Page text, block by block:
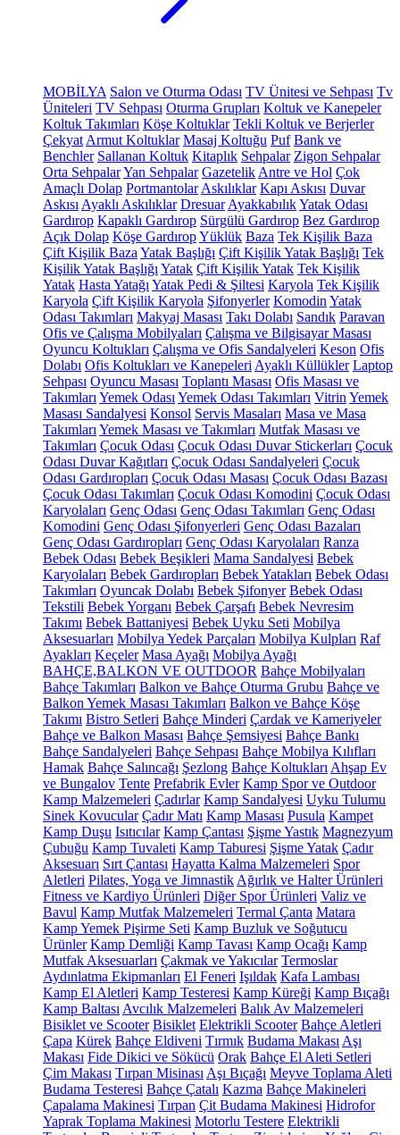
MOBİLYA Salon ve Oturma Odası TV Ünitesi ve Sehpası Tv
Üniteleri TV Sehpası Oturma Grupları Koltuk ve Kanepeler
Koltuk Takımları Köşe Koltuklar Tekli Koltuk ve Berjerler
Çekyat Armut Koltuklar Masaj Koltuğu Puf Bank ve
Benchler Sallanan Koltuk Kitaplık Sehpalar Zigon Sehpalar
Orta SehpalarYan Sehpalar Gazetelik Antre ve Hol Çok
Amaçlı Dolap Portmantolar Askılıklar Kapı Askısı Duvar
Askısı Ayaklı Askılıklar Dresuar AyakkabılıkYatak Odası
Gardırop Kapaklı Gardırop Sürgülü Gardırop Bez Gardırop
Açık Dolap Köşe GardıropYüklük Baza Tek Kişilik Baza
Çift Kişilik Baza Yatak Başlığı Çift Kişilik Yatak Başlığı Tek
Kişilik Yatak Başlığı Yatak Çift Kişilik Yatak Tek Kişilik
Yatak Hasta Yatağı Yatak Pedi & Şiltesi Karyola Tek Kişilik
Karyola Çift Kişilik Karyola Şifonyerler Komodin Yatak
Odası Takımları Makyaj Masası Takı Dolabı Sandık Paravan
Ofis ve Çalışma Mobilyaları Çalışma ve Bilgisayar Masası
Oyuncu Koltukları Çalışma ve Ofis Sandalyeleri Keson Ofis
Dolabı Ofis Koltukları ve Kanepeleri Ayaklı Küllükler Laptop
Sehpası Oyuncu Masası Toplantı Masası Ofis Masası ve
Takımları Yemek Odası Yemek Odası Takımları Vitrin Yemek
Masası Sandalyesi Konsol Servis Masaları Masa ve Masa
Takımları Yemek Masası ve Takımları Mutfak Masası ve
Takımları Çocuk Odası Çocuk Odası Duvar Stickerları Çocuk
Odası Duvar Kağıtları Çocuk Odası Sandalyeleri Çocuk
Odası Gardıropları Çocuk Odası Masası Çocuk Odası Bazası
Çocuk Odası Takımları Çocuk Odası Komodini Çocuk Odası
Karyolaları Genç Odası Genç Odası Takımları Genç Odası
Komodini Genç Odası Şifonyerleri Genç Odası Bazaları
Genç Odası Gardıropları Genç Odası Karyolaları Ranza
Bebek Odası Bebek Beşikleri Mama Sandalyesi Bebek
Karyolaları Bebek Gardıropları Bebek Yatakları Bebek Odası
Takımları Oyuncak Dolabı Bebek Şifonyer Bebek Odası
Tekstili Bebek Yorganı Bebek Çarşafı Bebek Nevresim
Takımı Bebek Battaniyesi Bebek Uyku Seti Mobilya
Aksesuarları Mobilya Yedek Parçaları Mobilya Kulpları Raf
Ayakları Keçeler Masa Ayağı Mobilya Ayağı
BAHÇE,BALKON VE OUTDOOR Bahçe Mobilyaları
Bahçe Takımları Balkon ve Bahçe Oturma Grubu Bahçe ve
Balkon Yemek Masası Takımları Balkon ve Bahçe Köşe
Takımı Bistro Setleri Bahçe Minderi Çardak ve Kameriyeler
Bahçe ve Balkon Masası Bahçe Şemsiyesi Bahçe Bankı
Bahçe Sandalyeleri Bahçe Sehpası Bahçe Mobilya Kılıfları
Hamak Bahçe Salıncağı Şezlong Bahçe Koltukları Ahşap Ev
ve Bungalov Tente Prefabrik Evler Kamp Spor ve Outdoor
Kamp Malzemeleri Çadırlar Kamp Sandalyesi Uyku Tulumu
Sinek Kovucular Çadır Matı Kamp Masası Pusula Kampet
Kamp Duşu Isıtıcılar Kamp Çantası Şişme Yastık Magnezyum
Çubuğu Kamp Tuvaleti Kamp Taburesi Şişme Yatak Çadır
Aksesuarı Sırt Çantası Hayatta Kalma Malzemeleri Spor
Aletleri Pilates, Yoga ve Jimnastik Ağırlık ve Halter Ürünleri
Fitness ve Kardiyo Ürünleri Diğer Spor Ürünleri Valiz ve
Bavul Kamp Mutfak Malzemeleri Termal Çanta Matara
Kamp Yemek Pişirme Seti Kamp Buzluk ve Soğutucu
Ürünler Kamp Demliği Kamp Tavası Kamp Ocağı Kamp
Mutfak Aksesuarları Çakmak ve Yakıcılar Termoslar
Aydınlatma Ekipmanları El Feneri Işıldak Kafa Lambası
Kamp El Aletleri Kamp Testeresi Kamp Küreği Kamp Bıçağı
Kamp Baltası Avcılık Malzemeleri Balık Av Malzemeleri
Bisiklet ve Scooter Bisiklet Elektrikli Scooter Bahçe Aletleri
Çapa Kürek Bahçe Eldiveni Tırmık Budama Makası Aşı
Makası Fide Dikici ve Sökücü Orak Bahçe El Aleti Setleri
Çim Makası Tırpan Misinası Aşı Bıçağı Meyve Toplama Aleti
Budama Testeresi Bahçe Çatalı Kazma Bahçe Makineleri
Çapalama Makinesi Tırpan Çit Budama Makinesi Hidrofor
Yaprak Toplama Makinesi Motorlu Testere Elektrikli